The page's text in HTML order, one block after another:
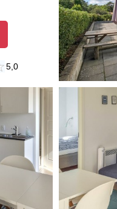
5,0